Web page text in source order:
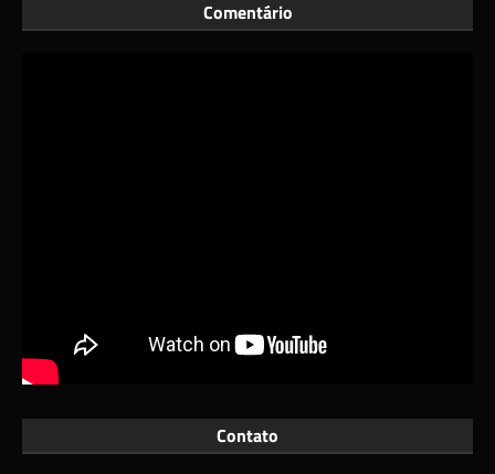
Comentário
Contato